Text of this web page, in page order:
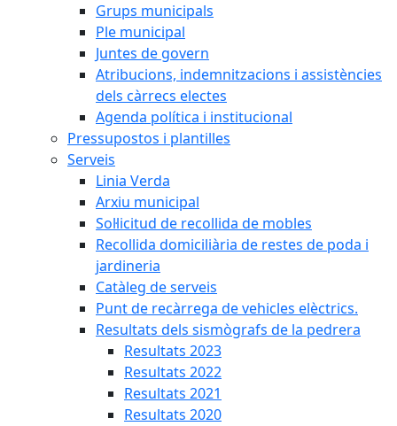
Grups municipals
Ple municipal
Juntes de govern
Atribucions, indemnitzacions i assistències
dels càrrecs electes
Agenda política i institucional
Pressupostos i plantilles
Serveis
Linia Verda
Arxiu municipal
Sol·licitud de recollida de mobles
Recollida domiciliària de restes de poda i
jardineria
Catàleg de serveis
Punt de recàrrega de vehicles elèctrics.
Resultats dels sismògrafs de la pedrera
Resultats 2023
Resultats 2022
Resultats 2021
Resultats 2020